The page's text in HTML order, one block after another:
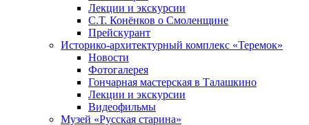
Лекции и экскурсии
С.Т. Конёнков о Смоленщине
Прейскурант
Историко-архитектурный комплекс «Теремок»
Новости
Фотогалерея
Гончарная мастерская в Талашкино
Лекции и экскурсии
Видеофильмы
Музей «Русская старина»